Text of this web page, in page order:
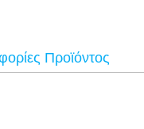
Προϊόντος